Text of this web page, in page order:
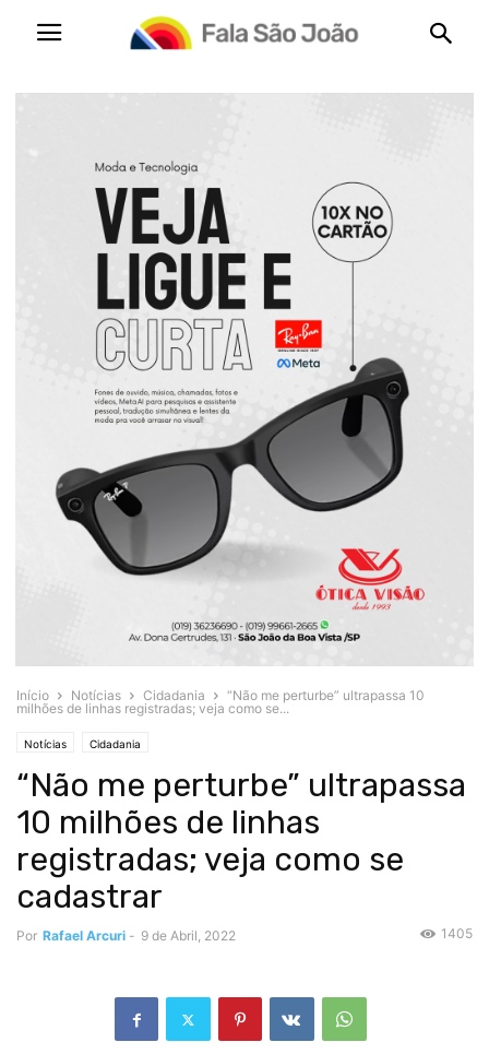
Início Notícias Cidadania
“Não me perturbe” ultrapassa 10
milhões de linhas registradas; veja como se...
Notícias Cidadania
“Não me perturbe” ultrapassa
10 milhões de linhas
registradas; veja como se
cadastrar
Por Rafael Arcuri - 9 de Abril, 2022 1405